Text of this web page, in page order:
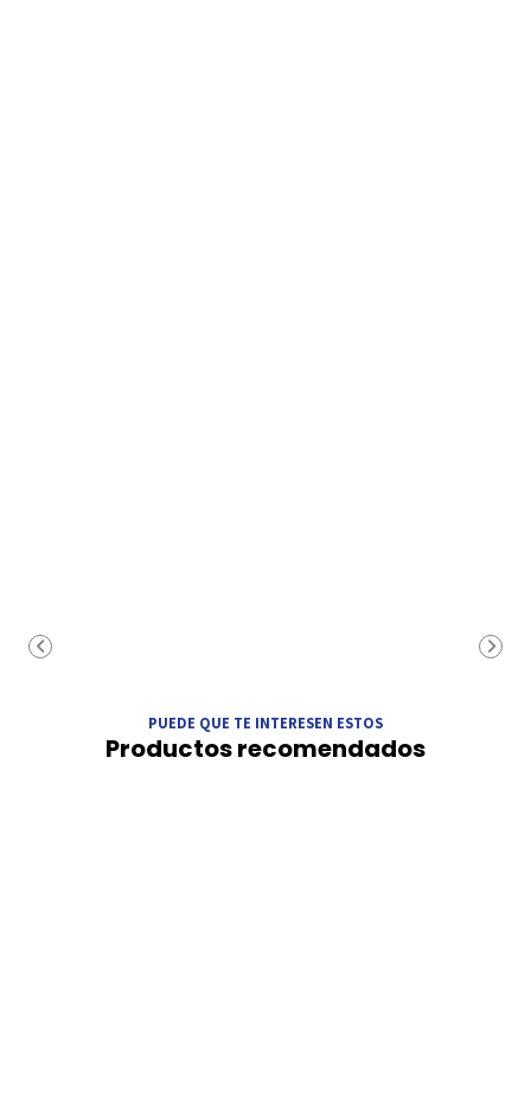
PUEDE QUE TE INTERESEN ESTOS
Productos recomendados